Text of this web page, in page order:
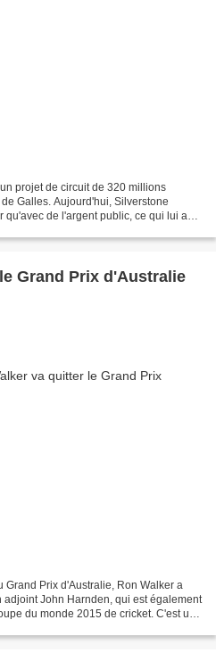
projet de circuit de 320 millions
Galles. Aujourd'hui, Silverstone
qu'avec de l'argent public, ce qui lui a
Grand Prix d'Australie
Prix d'Australie, Ron Walker a
John Harnden, qui est également
du monde 2015 de cricket. C'est une